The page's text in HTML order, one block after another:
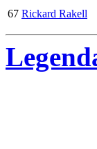
67 Rickard Rakell